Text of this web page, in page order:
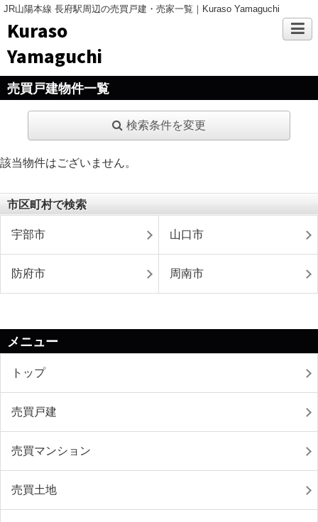
JR山陽本線 長府駅周辺の売買戸建・売家一覧｜Kuraso Yamaguchi
Kuraso
Yamaguchi
売買戸建物件一覧
検索条件を変更
該当物件はございません。
市区町村で検索
宇部市 山口市
防府市 周南市
メニュー
トップ
売買戸建
売買マンション
売買土地